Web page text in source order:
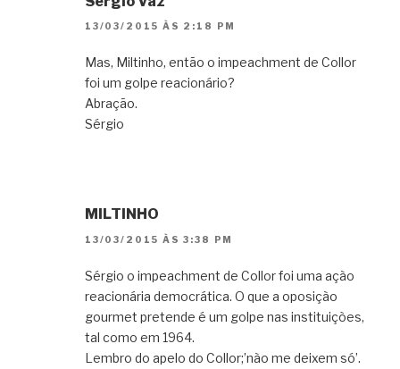
13/03/2015 ÀS 2:18 PM
Mas, Miltinho, então o impeachment de Collor
foi um golpe reacionário?
Abração.
Sérgio
MILTINHO
13/03/2015 ÀS 3:38 PM
Sérgio o impeachment de Collor foi uma açào
reacionária democrática. O que a oposiçào
gourmet pretende é um golpe nas instituiçòes,
tal como em 1964.
Lembro do apelo do Collor;’nào me deixem só’.